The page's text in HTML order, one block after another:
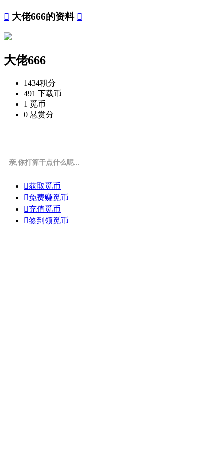
 大佬666的资料 
大佬666
1434积分
491 下载币
1 觅币
0 悬赏分
亲,你打算干点什么呢...
获取觅币
免费赚觅币
充值觅币
签到领觅币